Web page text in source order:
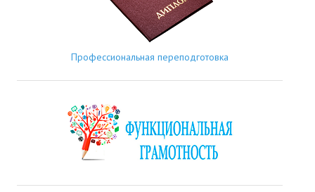
Профессиональная переподготовка